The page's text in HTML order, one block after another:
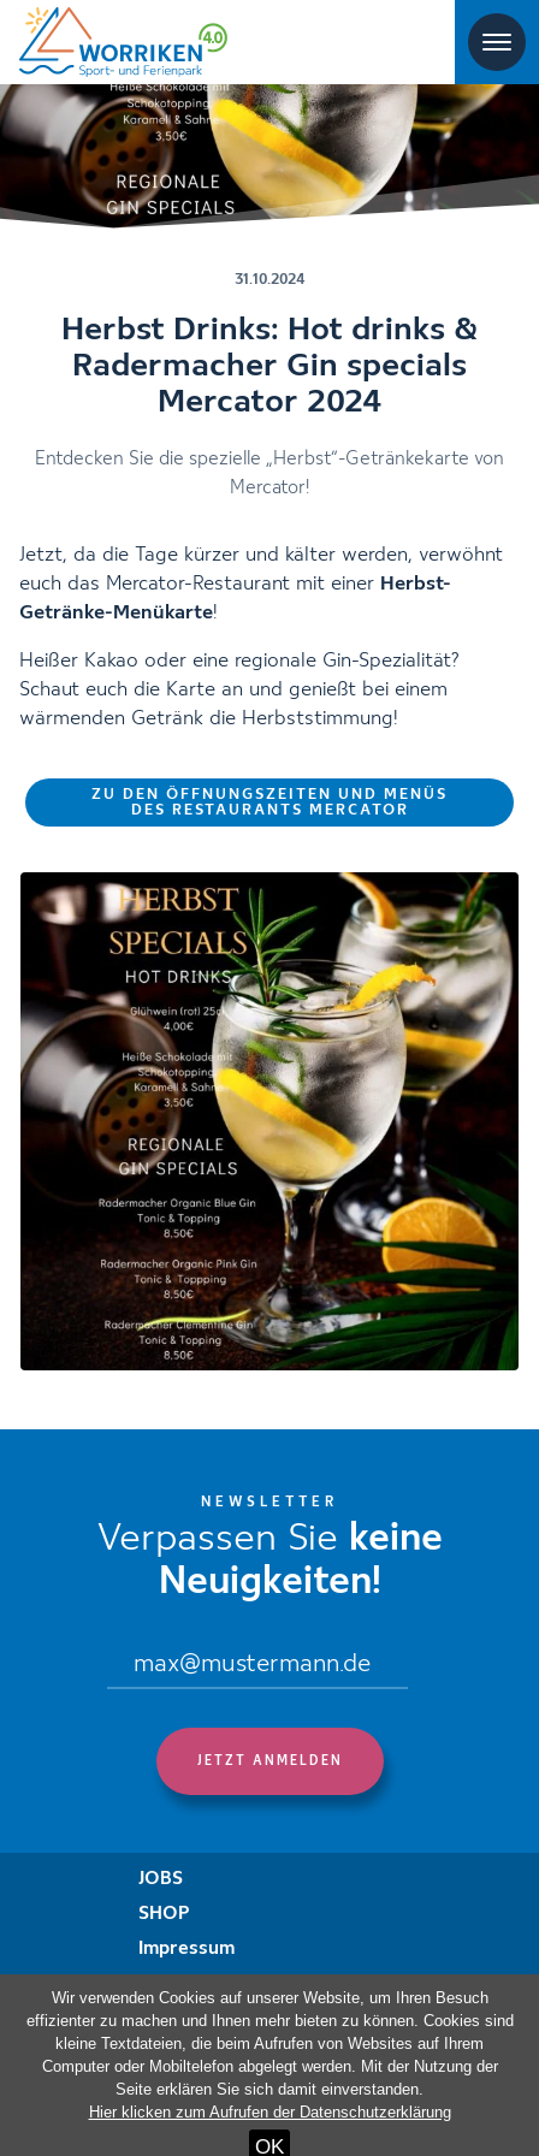
31.10.2024
Herbst Drinks: Hot drinks &
Radermacher Gin specials
Mercator 2024
Entdecken Sie die spezielle „Herbst“-Getränkekarte von
Mercator!
Jetzt, da die Tage kürzer und kälter werden, verwöhnt
euch das Mercator-Restaurant mit einer Herbst-
Getränke-Menükarte!
Heißer Kakao oder eine regionale Gin-Spezialität?
Schaut euch die Karte an und genießt bei einem
wärmenden Getränk die Herbststimmung!
ZU DEN ÖFFNUNGSZEITEN UND MENÜS
DES RESTAURANTS MERCATOR
NEWSLETTER
Verpassen Sie keine
Neuigkeiten!
JOBS
SHOP
Impressum
Erklärung zur Barrierefreiheit
Beschwerdeformular
Besuchen Sie auch:
Wir verwenden Cookies auf unserer Website, um Ihren Besuch
effizienter zu machen und Ihnen mehr bieten zu können. Cookies sind
kleine Textdateien, die beim Aufrufen von Websites auf Ihrem
Computer oder Mobiltelefon abgelegt werden. Mit der Nutzung der
Seite erklären Sie sich damit einverstanden.
Hier klicken zum Aufrufen der Datenschutzerklärung
OK